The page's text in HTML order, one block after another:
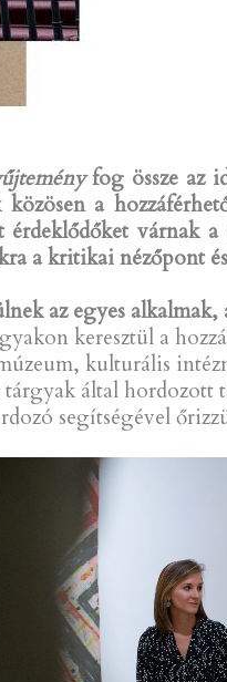
fog össze az
a
érdeklődőket várnak
a kritikai nézőpont
az egyes alkalmak,
keresztül a
kulturális
által hordozott
segítségével